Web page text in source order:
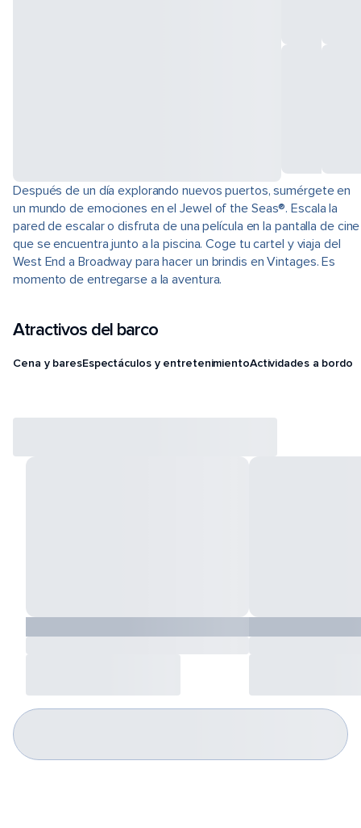
Después de un día explorando nuevos puertos, sumérgete en
un mundo de emociones en el Jewel of the Seas®. Escala la
pared de escalar o disfruta de una película en la pantalla de cine
que se encuentra junto a la piscina. Coge tu cartel y viaja del
West End a Broadway para hacer un brindis en Vintages. Es
momento de entregarse a la aventura.
Atractivos del barco
Cena y baresEspectáculos y entretenimientoActividades a bordo